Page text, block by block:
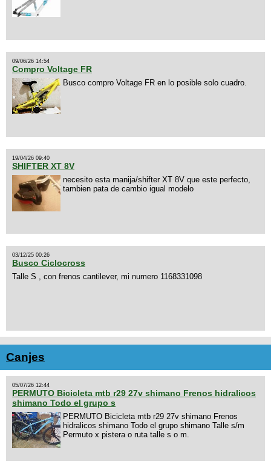
09/06/26 14:54
Compro Voltage FR
Busco compro Voltage FR en lo posible solo cuadro.
19/04/26 09:40
SHIFTER XT 8V
necesito esta manija/shifter XT 8V que este perfecto,
tambien pata de cambio igual modelo
03/12/25 00:26
Busco Ciclocross
Talle S , con frenos cantilever, mi numero 1168331098
Canjes
05/07/26 12:44
PERMUTO Bicicleta mtb r29 27v shimano Frenos hidralicos
shimano Todo el grupo s
PERMUTO Bicicleta mtb r29 27v shimano Frenos
hidralicos shimano Todo el grupo shimano Talle s/m
Permuto x pistera o ruta talle s o m.